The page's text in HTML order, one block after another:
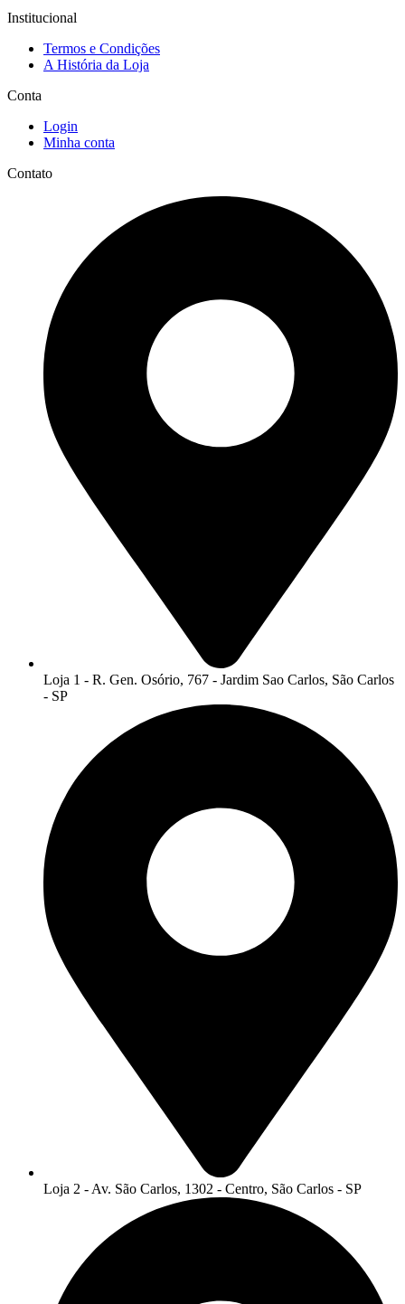
Institucional
Termos e Condições
A História da Loja
Conta
Login
Minha conta
Contato
Loja 1 - R. Gen. Osório, 767 - Jardim Sao Carlos, São Carlos
- SP
Loja 2 - Av. São Carlos, 1302 - Centro, São Carlos - SP